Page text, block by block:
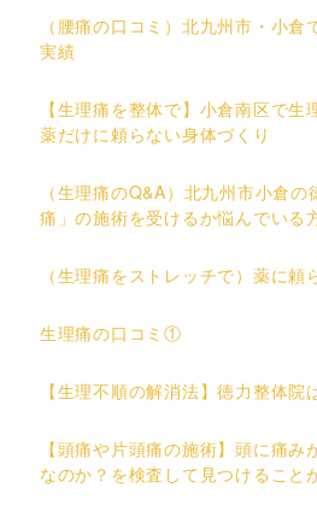
（腰痛の口コミ）北九州市・小
実績
【生理痛を整体で】小倉南区で生
薬だけに頼らない身体づくり
（生理痛のQ&A）北九州市小倉
痛」の施術を受けるか悩んでいる
（生理痛をストレッチで）薬に頼
生理痛の口コミ①
【生理不順の解消法】徳力整体院
【頭痛や片頭痛の施術】頭に痛み
なのか？を検査して見つけること